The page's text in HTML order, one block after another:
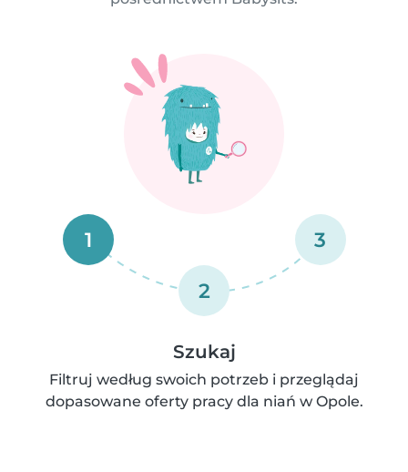
1
2
3
Szukaj
Filtruj według swoich potrzeb i przeglądaj
dopasowane oferty pracy dla niań w Opole.